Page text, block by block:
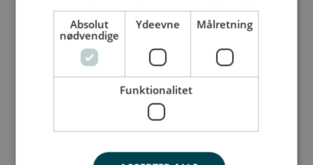
Uanset om der skal børstes tænder, bages boller
eller leges tumlebane, passer Elephant M naturligt
ind i hele hjemmet. Den ikoniske form er ikke kun
funktionel, men også dekorativ i indretningen.
Mål: H 21 x L 37 x B 16 cm
Da alle vores tumlemøbler er håndlavede, kan der
forekomme mindre variationer i størrelsen.
Absolut
nødvendige
Ydeevne Målretning
Funktionalitet